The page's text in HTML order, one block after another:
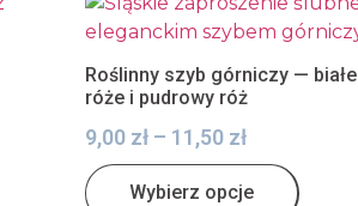
Roślinny szyb górniczy — białe
róże i pudrowy róż
9,00 zł – 11,50 zł
Wybierz opcje